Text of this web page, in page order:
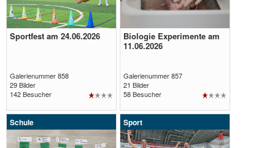
öffnen
Sportfest am 24.06.2026
Galerienummer 858
29 Bilder
142 Besucher
Galerie
öffnen
Biologie Experimente am
11.06.2026
Galerienummer 857
21 Bilder
58 Besucher
Schule Sport